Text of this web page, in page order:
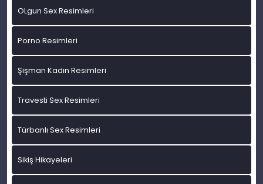
OLgun Sex Resimleri
Porno Resimleri
Şişman Kadın Resimleri
Travesti Sex Resimleri
Türbanlı Sex Resimleri
Sikiş Hikayeleri